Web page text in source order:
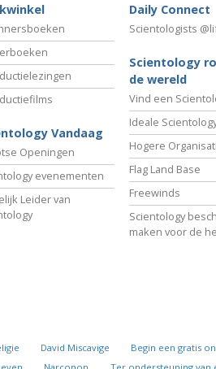
Vandaag
Openingen
evenementen
Leider van
Daily Connect
Scientologists
Scientology
de wereld
Vind een
Ideale
Hogere
Flag Land Base
Freewinds
Scientology
maken voor de
David Miscavige Begin een gratis